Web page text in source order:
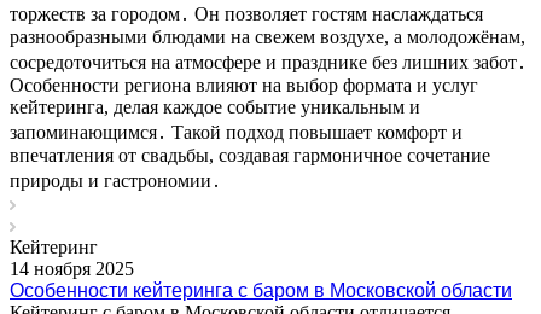
торжеств за городом․ Он позволяет гостям наслаждаться
разнообразными блюдами на свежем воздухе, а молодожёнам,
сосредоточиться на атмосфере и празднике без лишних забот․
Особенности региона влияют на выбор формата и услуг
кейтеринга, делая каждое событие уникальным и
запоминающимся․ Такой подход повышает комфорт и
впечатления от свадьбы, создавая гармоничное сочетание
природы и гастрономии․
Кейтеринг
14 ноября 2025
Особенности кейтеринга с баром в Московской области